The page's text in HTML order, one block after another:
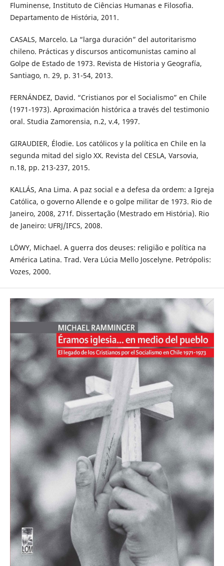
Fluminense, Instituto de Ciências Humanas e Filosofia.
Departamento de História, 2011.
CASALS, Marcelo. La “larga duración” del autoritarismo
chileno. Prácticas y discursos anticomunistas camino al
Golpe de Estado de 1973. Revista de Historia y Geografía,
Santiago, n. 29, p. 31-54, 2013.
FERNÁNDEZ, David. “Cristianos por el Socialismo” en Chile
(1971-1973). Aproximación histórica a través del testimonio
oral. Studia Zamorensia, n.2, v.4, 1997.
GIRAUDIER, Élodie. Los católicos y la política en Chile en la
segunda mitad del siglo XX. Revista del CESLA, Varsovia,
n.18, pp. 213-237, 2015.
KALLÁS, Ana Lima. A paz social e a defesa da ordem: a Igreja
Católica, o governo Allende e o golpe militar de 1973. Rio de
Janeiro, 2008, 271f. Dissertação (Mestrado em História). Rio
de Janeiro: UFRJ/IFCS, 2008.
LÖWY, Michael. A guerra dos deuses: religião e política na
América Latina. Trad. Vera Lúcia Mello Joscelyne. Petrópolis:
Vozes, 2000.